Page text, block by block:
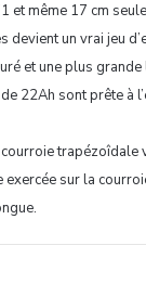
et même 17 cm
un vrai jeu
et une plus
22Ah sont prête à
trapézoîdale
sur la